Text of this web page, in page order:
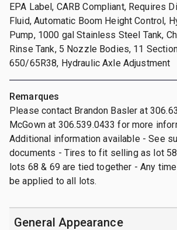
EPA Label, CARB Compliant, Requires
Fluid, Automatic Boom Height Control,
Pump, 1000 gal Stainless Steel Tank,
Rinse Tank, 5 Nozzle Bodies, 11
650/65R38, Hydraulic Axle Adjustment
Remarques
Please contact Brandon Basler at
McGown at 306.539.0433 for more
Additional information available - See
documents - Tires to fit selling as lot
lots 68 & 69 are tied together - Any
be applied to all lots.
General Appearance